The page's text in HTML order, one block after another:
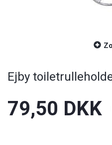
Ejby
79,50 DKK